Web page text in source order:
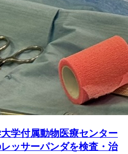
学付属動物医療センター
ッサーパンダを検査・治